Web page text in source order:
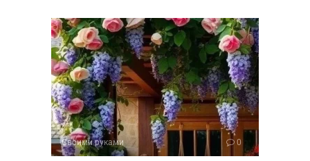
Своими руками 0